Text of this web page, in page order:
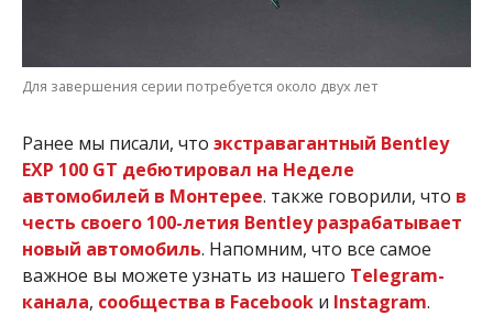
Для завершения серии потребуется около двух лет
Ранее мы писали, что экстравагантный Bentley
EXP 100 GT дебютировал на Неделе
автомобилей в Монтерее. также говорили, что в
честь своего 100-летия Bentley разрабатывает
новый автомобиль. Напомним, что все самое
важное вы можете узнать из нашего Telegram-
канала, сообщества в Facebookи Instagram.